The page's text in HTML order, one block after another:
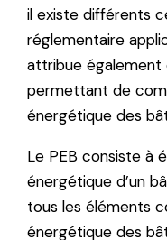
il existe différents
réglementaire
attribue également
permettant de
énergétique des
Le PEB consiste à
énergétique d’un
tous les éléments
énergétique des